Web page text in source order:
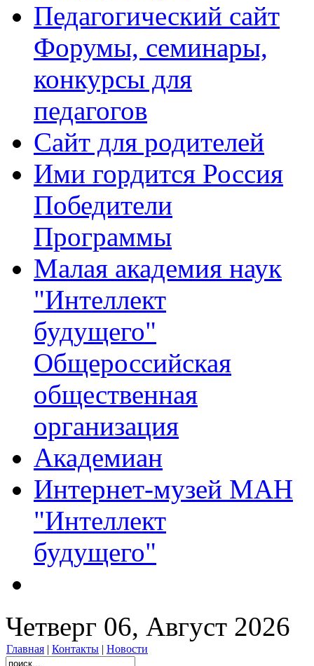
Педагогический сайт
Форумы, семинары,
конкурсы для
педагогов
Сайт для родителей
Ими гордится Россия
Победители
Программы
Малая академия наук
"Интеллект
будущего"
Общероссийская
общественная
организация
Академиан
Интернет-музей МАН
"Интеллект
будущего"
Четверг 06, Август 2026
Главная | Контакты | Новости